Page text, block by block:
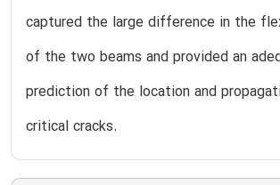
captured the large difference in the
of the two beams and provided an
prediction of the location and
critical cracks.